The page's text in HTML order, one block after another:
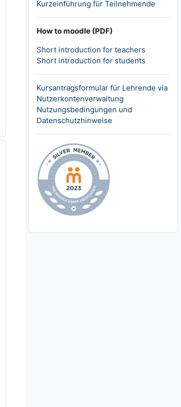
Kurzeinführung für Teilnehmende
How to moodle (PDF)
Short introduction for teachers
Short introduction for students
Kursantragsformular für Lehrende via
Nutzerkontenverwaltung
Nutzungsbedingungen und
Datenschutzhinweise